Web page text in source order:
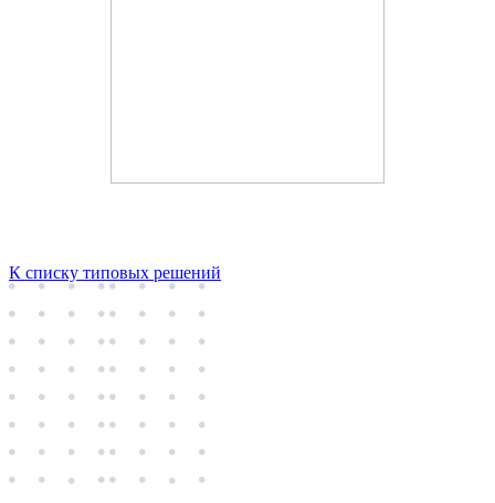
К списку типовых решений